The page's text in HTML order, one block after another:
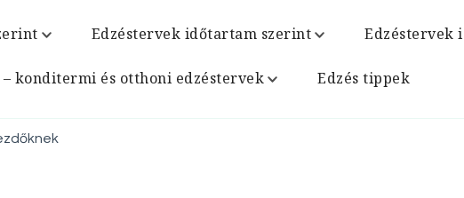
Edzéstervek időtartam szerint Edzéstervek
konditermi és otthoni edzéstervek Edzés tippek